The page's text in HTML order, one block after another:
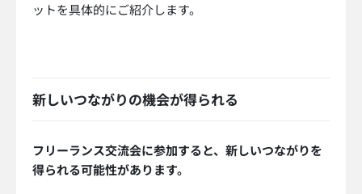
ットを具体的にご紹介します。
新しいつながりの機会が得られる
フリーランス交流会に参加すると、新しいつながりを
得られる可能性があります。